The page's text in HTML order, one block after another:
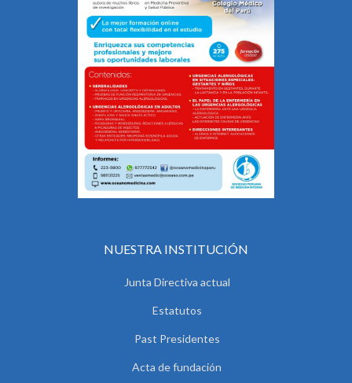
NUESTRA INSTITUCIÓN
Junta Directiva actual
Estatutos
Past Presidentes
Acta de fundación